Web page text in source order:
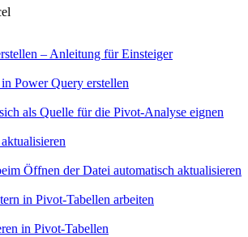
– Anleitung für Einsteiger
Power Query erstellen
als Quelle für die Pivot-Analyse eignen
Öffnen der Datei automatisch aktualisieren
in Pivot-Tabellen arbeiten
in Pivot-Tabellen